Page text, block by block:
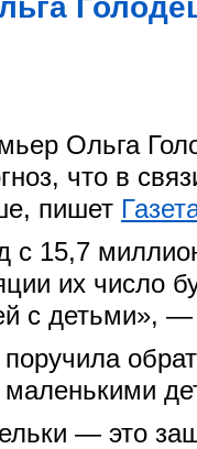
Ольга
что в
пишет
с 15,7
их число
с детьми», —
маленькими
— это